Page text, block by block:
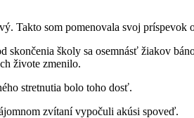
Takto som pomenovala svoj
skončenia školy sa osemnásť žiakov
živote zmenilo.
stretnutia bolo toho dosť.
zvítaní vypočuli akúsi spoveď.